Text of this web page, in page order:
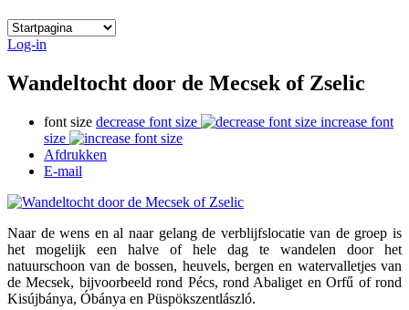
Log-in
Wandeltocht door de Mecsek of Zselic
font size decrease font size
increase font
size
Afdrukken
E-mail
Naar de wens en al naar gelang de verblijfslocatie van de groep is
het mogelijk een halve of hele dag te wandelen door het
natuurschoon van de bossen, heuvels, bergen en watervalletjes van
de Mecsek, bijvoorbeeld rond Pécs, rond Abaliget en Orfű of rond
Kisújbánya, Óbánya en Püspökszentlászló.